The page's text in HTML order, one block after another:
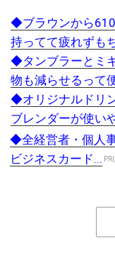
◆ブラウンから
持ってて疲れずも
◆タンブラーとミ
物も減らせるって
◆オリジナルドリ
ブレンダーが使い
◆全経営者・個人
ビジネスカード...